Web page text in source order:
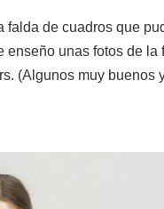
falda de cuadros que
unas fotos de la
(Algunos muy buenos